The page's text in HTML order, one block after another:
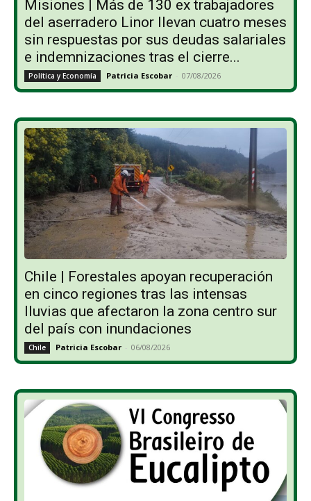
Misiones | Más de 130 ex trabajadores
del aserradero Linor llevan cuatro meses
sin respuestas por sus deudas salariales
e indemnizaciones tras el cierre...
Política y Economía Patricia Escobar - 07/08/2026
Chile | Forestales apoyan recuperación
en cinco regiones tras las intensas
lluvias que afectaron la zona centro sur
del país con inundaciones
Chile Patricia Escobar - 06/08/2026